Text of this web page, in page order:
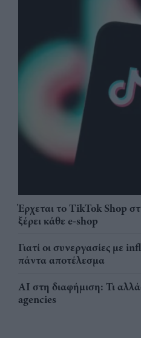
Έρχεται το TikTok Shop
ξέρει κάθε e-shop
Γιατί οι συνεργασίες με
πάντα αποτέλεσμα
AI στη διαφήμιση: Τι
agencies